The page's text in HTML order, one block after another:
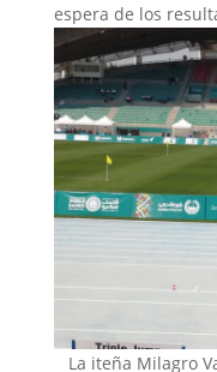
espera de los
La iteña Milagro